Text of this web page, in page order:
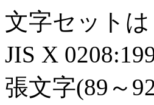
文字セットは
JIS X
張文字(89～